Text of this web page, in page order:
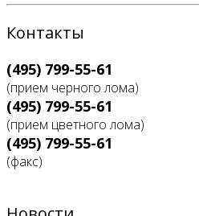
Контакты
(495) 799-55-61
(прием черного лома)
(495) 799-55-61
(прием цветного лома)
(495) 799-55-61
(факс)